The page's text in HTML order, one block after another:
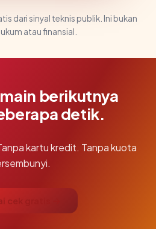
dari sinyal teknis publik. Ini bukan
atau finansial.
berikutnya
detik.
kartu kredit. Tanpa kuota
cek gratis →